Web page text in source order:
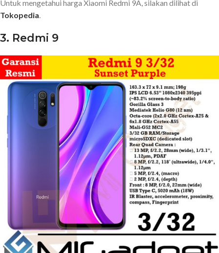
Untuk mengetahui harga Xiaomi Redmi 9A, silakan dilihat di
Tokopedia.
3. Redmi 9